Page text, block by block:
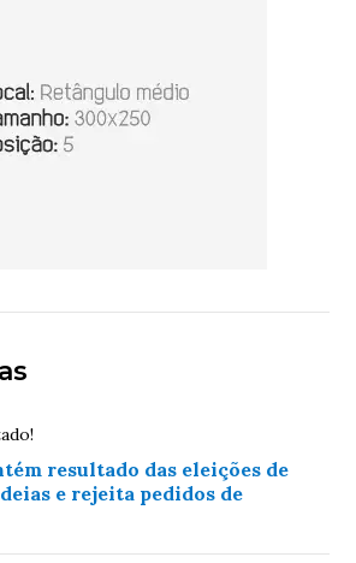
resultado das eleições de
e rejeita pedidos de